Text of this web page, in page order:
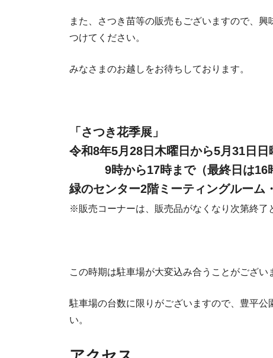
また、さつき苗等の販売もございますので、
つけてください。
みなさまのお越しをお待ちしております。
「さつき花季展」
令和8年5月28日木曜日から5月31日日
9時から17時まで（最終日は16時
緑のセンター2階ミーティングルーム
※販売コーナーは、販売品がなくなり次第終了
この時期は駐車場が大変込み合うことがござい
駐車場の台数に限りがございますので、豊平
い。